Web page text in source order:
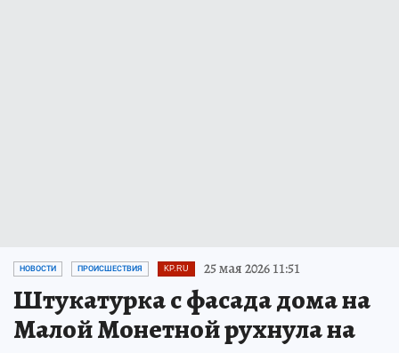
НОВОСТИ ПРОИСШЕСТВИЯ KP.RU 25 мая 2026 11:51
Штукатурка с фасада дома на
Малой Монетной рухнула на